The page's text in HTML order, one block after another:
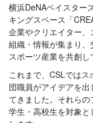
横浜DeNAベイスター
キングスペース「
企業やクリエイター、
組織・情報が集まり
スポーツ産業を共創し
これまで、CSLでは
団職員がアイデアを
てきました。それら
学生・高校生を対象